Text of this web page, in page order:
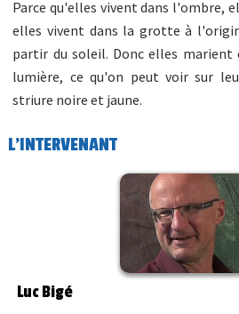
Parce qu'elles vivent dans l'ombre,
elles vivent dans la grotte à
partir du soleil. Donc elles
lumière, ce qu'on peut voir sur
striure noire et jaune.
L'INTERVENANT
Luc Bigé